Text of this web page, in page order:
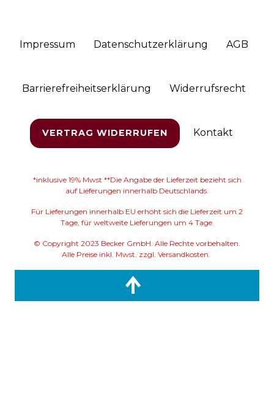
Impressum Daten­schutz­erklärung AGB
Barrierefreiheitserklärung Widerrufs­recht
VERTRAG WIDERRUFEN Kontakt
*inklusive 19% Mwst **Die Angabe der Lieferzeit bezieht sich
auf Lieferungen innerhalb Deutschlands.
Für Lieferungen innerhalb EU erhöht sich die Lieferzeit um 2
Tage, für weltweite Lieferungen um 4 Tage.
© Copyright 2023 Becker GmbH. Alle Rechte vorbehalten.
Alle Preise inkl. Mwst. zzgl. Versandkosten.